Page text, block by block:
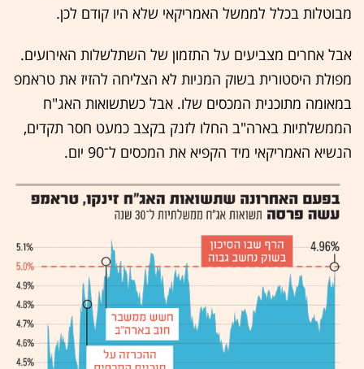
מבוטלות בכלל לממשל האמריקאי שלא היו קודם לכן.
אבל אחרים מצביעים על התזמון של השתלשלות האירועים.
מפולת היסטורית בשוק המניות לא הצליחה להזיז את טראמפ
במאומה מתוכנית המכסים שלו. אבל כשתשואות האג"ח
הממשלתיות בארה"ב החלו לזנק בקצב כמעט חסר תקדים,
הנשיא האמריקאי מיד הקפיא את המכסים ל־90 יום.